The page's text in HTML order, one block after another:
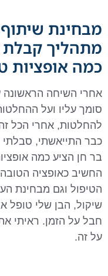
מבחינת
מתהליך קבלת
כמה אופציות
אחרי השיחה הראשונה
סומך עליו ועל
להחלטות, אחרי הכל
כבר התייאשתי, סבלתי
בר חן הציע כמה
החשיב כאופציה
הטיפול וגם מבחינת
שיקול, הבן שלי טופל
חבל על הזמן. ראיתי
על זה.